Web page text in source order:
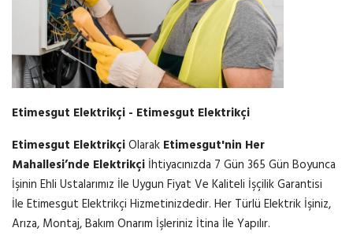
Etimesgut Elektrikçi - Etimesgut Elektrikçi
Etimesgut ElektrikçiOlarak Etimesgut'nin Her
Mahallesi’nde Elektrikçi İhtiyacınızda 7 Gün 365 Gün Boyunca
İşinin Ehli Ustalarımız İle Uygun Fiyat Ve Kaliteli İşçilik Garantisi
İle Etimesgut Elektrikçi Hizmetinizdedir. Her Türlü Elektrik İşiniz,
Arıza, Montaj, Bakım Onarım İşleriniz İtina İle Yapılır.